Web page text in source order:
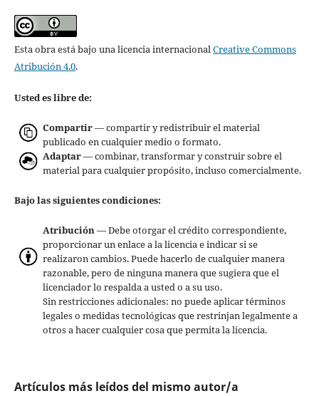
Esta obra está bajo una licencia internacionalCreative Commons
Atribución 4.0.
Usted es libre de:
Compartir— compartir y redistribuir el material
publicado en cualquier medio o formato.
Adaptar— combinar, transformar y construir sobre el
material para cualquier propósito, incluso comercialmente.
Bajo las siguientes condiciones:
Atribución— Debe otorgar el crédito correspondiente,
proporcionar un enlace a la licencia e indicar si se
realizaron cambios. Puede hacerlo de cualquier manera
razonable, pero de ninguna manera que sugiera que el
licenciador lo respalda a usted o a su uso.
Sin restricciones adicionales: no puede aplicar términos
legales o medidas tecnológicas que restrinjan legalmente a
otros a hacer cualquier cosa que permita la licencia.
Artículos más leídos del mismo autor/a